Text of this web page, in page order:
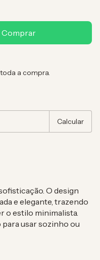
a compra.
Calcular
O design
e elegante, trazendo
o estilo minimalista.
usar sozinho ou